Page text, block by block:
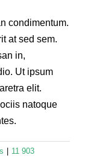
condimentum.
at sed sem.
in,
Ut ipsum
elit.
natoque
| 11 903